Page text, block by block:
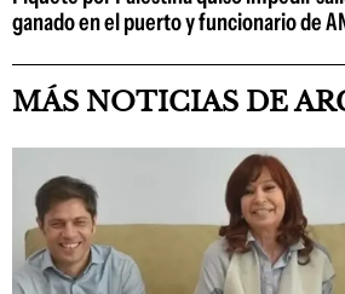
ganado en el puerto y funcionario de
MÁS NOTICIAS DE